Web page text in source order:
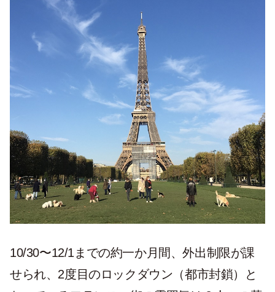
10/30〜12/1までの約一か月間、外出制限が課
せられ、2度目のロックダウン（都市封鎖）と